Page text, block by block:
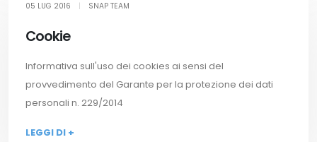
05 LUG 2016 SNAP TEAM
Cookie
Informativa sull'uso dei cookies ai sensi del
provvedimento del Garante per la protezione dei dati
personali n. 229/2014
LEGGI DI +